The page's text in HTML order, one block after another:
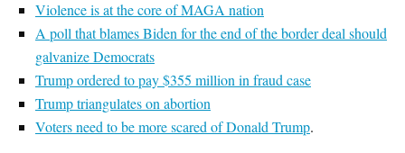
Violence is at the core of MAGA nation
A poll that blames Biden for the end of the border deal should
galvanize Democrats
Trump ordered to pay $355 million in fraud case
Trump triangulates on abortion
Voters need to be more scared of Donald Trump.